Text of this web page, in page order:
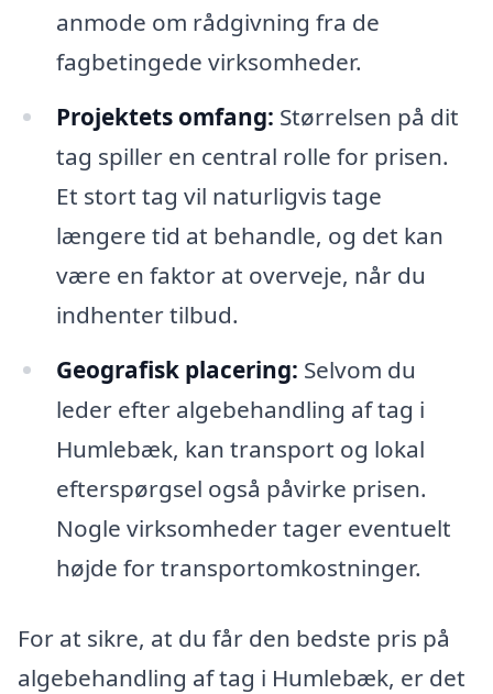
anmode om rådgivning fra de
fagbetingede virksomheder.
Projektets omfang: Størrelsen på dit
tag spiller en central rolle for prisen.
Et stort tag vil naturligvis tage
længere tid at behandle, og det kan
være en faktor at overveje, når du
indhenter tilbud.
Geografisk placering: Selvom du
leder efter algebehandling af tag i
Humlebæk, kan transport og lokal
efterspørgsel også påvirke prisen.
Nogle virksomheder tager eventuelt
højde for transportomkostninger.
For at sikre, at du får den bedste pris på
algebehandling af tag i Humlebæk, er det